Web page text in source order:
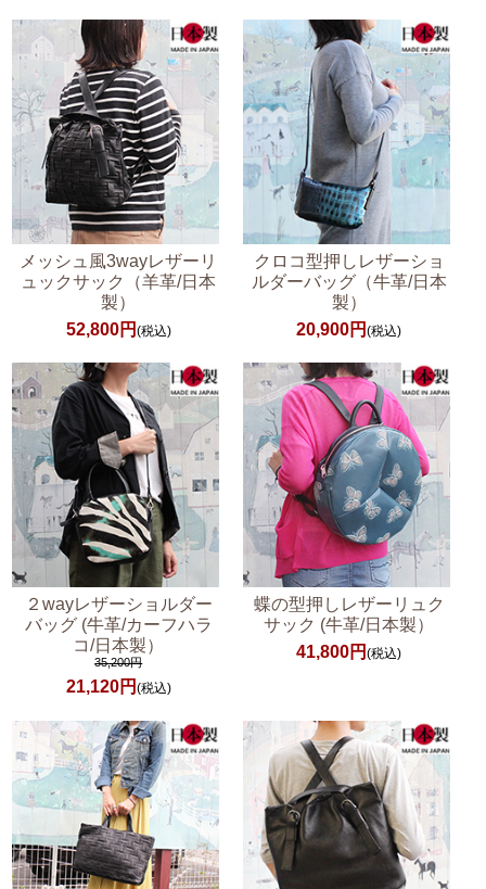
メッシュ風3wayレザーリ
ュックサック（羊革/日本
製）
52,800円 (税込)
クロコ型押しレザーショ
ルダーバッグ（牛革/日本
製）
20,900円(税込)
２wayレザーショルダー
バッグ (牛革/カーフハラ
コ/日本製）
35,200円
21,120円 (税込)
蝶の型押しレザーリュク
サック (牛革/日本製）
41,800円(税込)